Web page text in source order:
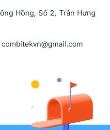
Hồng, Số 2, Trần Hưng